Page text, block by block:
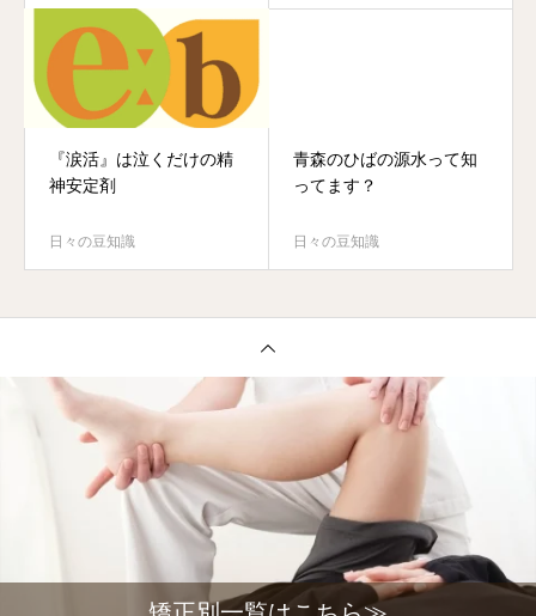
『涙活』は泣くだけの精
神安定剤
日々の豆知識
青森のひばの源水って知
ってます？
日々の豆知識